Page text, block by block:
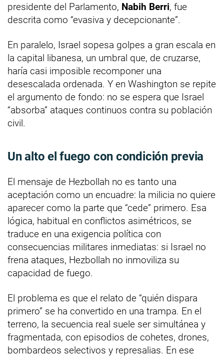
presidente del Parlamento, Nabih Berri, fue
descrita como “evasiva y decepcionante”.
En paralelo, Israel sopesa golpes a gran escala en
la capital libanesa, un umbral que, de cruzarse,
haría casi imposible recomponer una
desescalada ordenada. Y en Washington se repite
el argumento de fondo: no se espera que Israel
“absorba” ataques continuos contra su población
civil.
Un alto el fuego con condición previa
El mensaje de Hezbollah no es tanto una
aceptación como un encuadre: la milicia no quiere
aparecer como la parte que “cede” primero. Esa
lógica, habitual en conflictos asimétricos, se
traduce en una exigencia política con
consecuencias militares inmediatas: si Israel no
frena ataques, Hezbollah no inmoviliza su
capacidad de fuego.
El problema es que el relato de “quién dispara
primero” se ha convertido en una trampa. En el
terreno, la secuencia real suele ser simultánea y
fragmentada, con episodios de cohetes, drones,
bombardeos selectivos y represalias. En ese